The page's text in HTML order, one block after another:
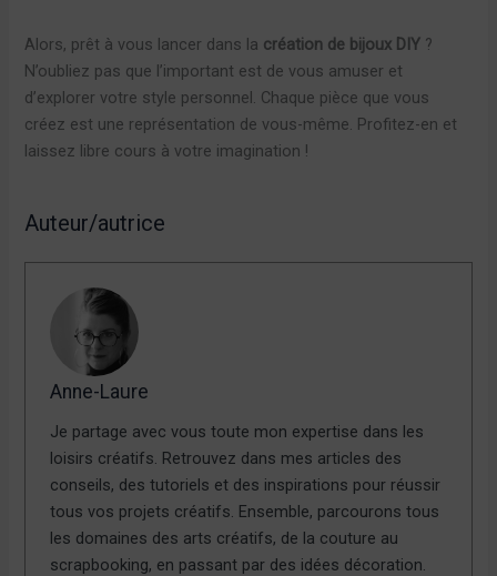
Alors, prêt à vous lancer dans la création de bijoux DIY ?
N’oubliez pas que l’important est de vous amuser et
d’explorer votre style personnel. Chaque pièce que vous
créez est une représentation de vous-même. Profitez-en et
laissez libre cours à votre imagination !
Auteur/autrice
Anne-Laure
Je partage avec vous toute mon expertise dans les
loisirs créatifs. Retrouvez dans mes articles des
conseils, des tutoriels et des inspirations pour réussir
tous vos projets créatifs. Ensemble, parcourons tous
les domaines des arts créatifs, de la couture au
scrapbooking, en passant par des idées décoration.